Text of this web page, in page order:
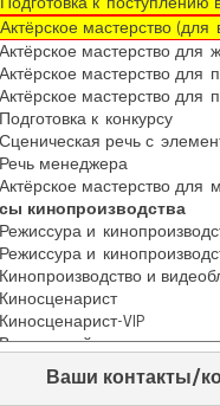
Ваши контакты/